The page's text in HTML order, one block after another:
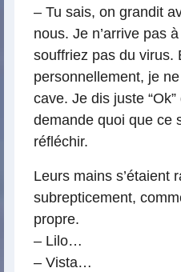
– Tu sais, on grandit
nous. Je n’arrive pas
souffriez pas du virus.
personnellement, je
cave. Je dis juste
demande quoi que ce
réfléchir.
Leurs mains s’étaient
subrepticement,
propre.
– Lilo…
– Vista…